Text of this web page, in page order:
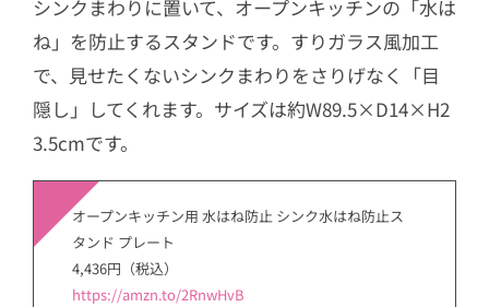
シンクまわりに置いて、オープンキッチンの「水は
ね」を防止するスタンドです。すりガラス風加工
で、見せたくないシンクまわりをさりげなく「目
隠し」してくれます。サイズは約W89.5×D14×H2
3.5cmです。
オープンキッチン用 水はね防止 シンク水はね防止ス
タンド プレート
4,436円（税込）
https://amzn.to/2RnwHvB